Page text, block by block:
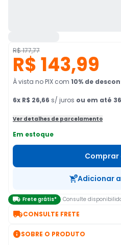
R$ 177,77
R$ 143,99
À vista no PIX com 10% de
6x R$ 26,66 s/ juros ou em até
Ver detalhes de parcelamento
Em estoque
Adicionar
 Frete grátis* Consulte
CONSULTE FRETE
SOBRE O PRODUTO